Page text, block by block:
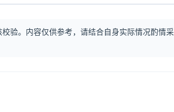
验。内容仅供参考，请结合自身实际情况酌情采